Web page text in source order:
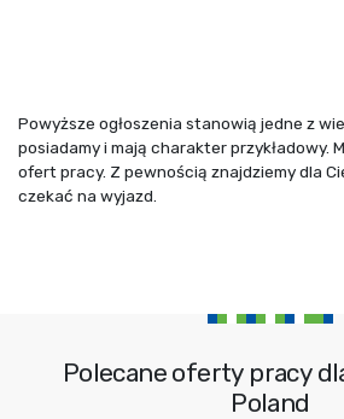
Powyższe ogłoszenia stanowią jedne z
posiadamy i mają charakter przykładowy.
ofert pracy. Z pewnością znajdziemy dla
czekać na wyjazd.
Polecane oferty pracy
Poland